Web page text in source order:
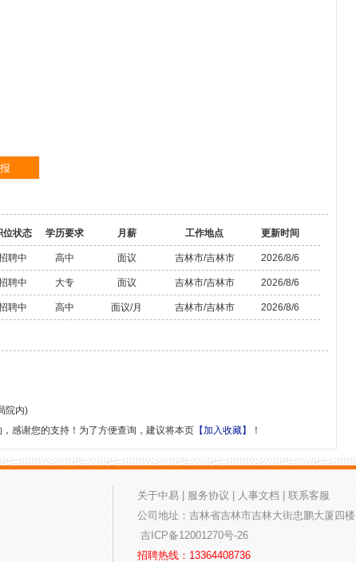
位状态 学历要求 月薪 工作地点 更新时间
聘中 高中 面议 吉林市/吉林市 2026/8/6
聘中 大专 面议 吉林市/吉林市 2026/8/6
聘中 高中 面议/月 吉林市/吉林市 2026/8/6
院内)
，感谢您的支持！为了方便查询，建议将本页 【加入收藏】 ！
关于中易 服务协议 人事文档
联系客服
公司地址：吉林省吉林市吉林大街忠鹏大厦四楼
吉ICP备12001270号-26
招聘热线：13364408736